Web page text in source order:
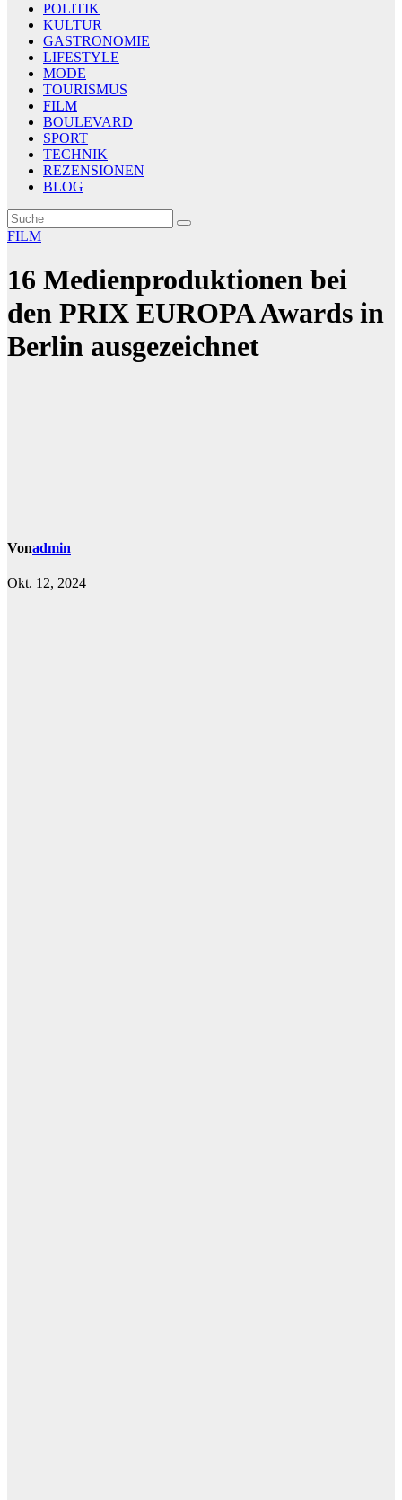
POLITIK
KULTUR
GASTRONOMIE
LIFESTYLE
MODE
TOURISMUS
FILM
BOULEVARD
SPORT
TECHNIK
REZENSIONEN
BLOG
FILM
16 Medienproduktionen bei
den PRIX EUROPA Awards in
Berlin ausgezeichnet
Vonadmin
Okt. 12, 2024